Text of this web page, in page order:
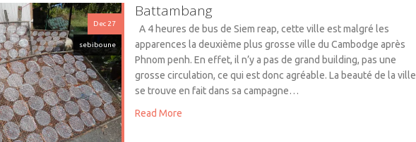
Dec 27
sebiboune
Battambang
A 4 heures de bus de Siem reap, cette ville est malgré les
apparences la deuxième plus grosse ville du Cambodge après
Phnom penh. En effet, il n’y a pas de grand building, pas une
grosse circulation, ce qui est donc agréable. La beauté de la ville
se trouve en fait dans sa campagne…
Read More